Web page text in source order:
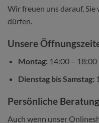
Wir freuen uns darauf,
dürfen.
Unsere
Montag: 14:00 –
Dienstag bis Samstag:
Persönliche
Auch wenn unser